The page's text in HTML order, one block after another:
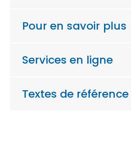
Pour en savoir plus
Services en ligne
Textes de référence